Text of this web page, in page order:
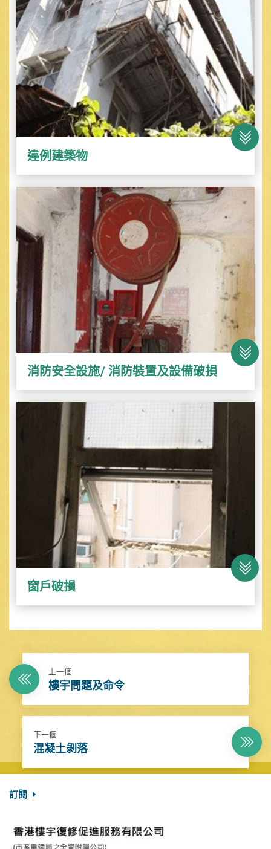
違例建築物
消防安全設施/ 消防裝置及設備破損
窗戶破損
上一個
樓宇問題及命令
下一個
混凝土剝落
訂閱